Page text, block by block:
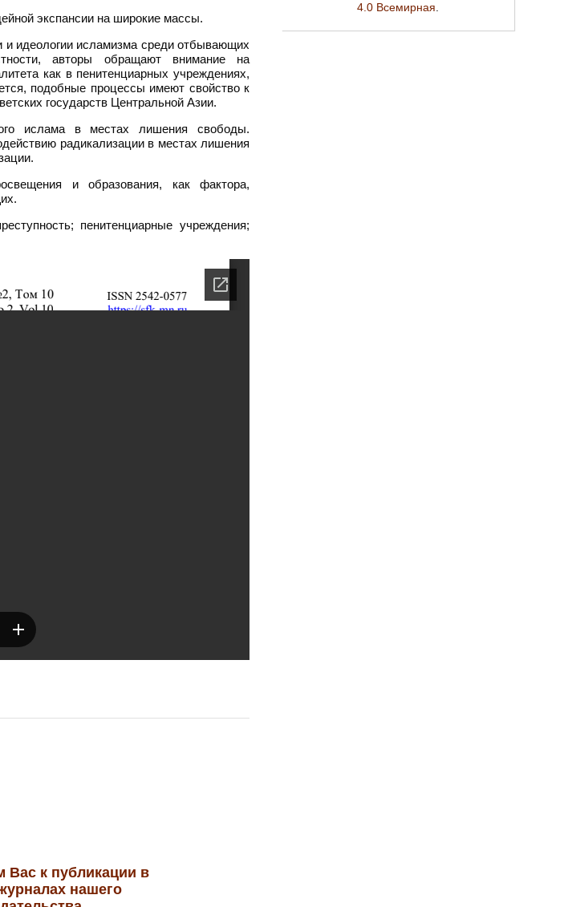
экспансии на широкие массы.
и идеологии исламизма среди отбывающих
авторы обращают внимание на
как в пенитенциарных учреждениях,
подобные процессы имеют свойство к
государств Центральной Азии.
ислама в местах лишения свободы.
радикализации в местах лишения
и образования, как фактора,
пенитенциарные учреждения;
4.0 Всемирная
Вас к публикации в
нашего